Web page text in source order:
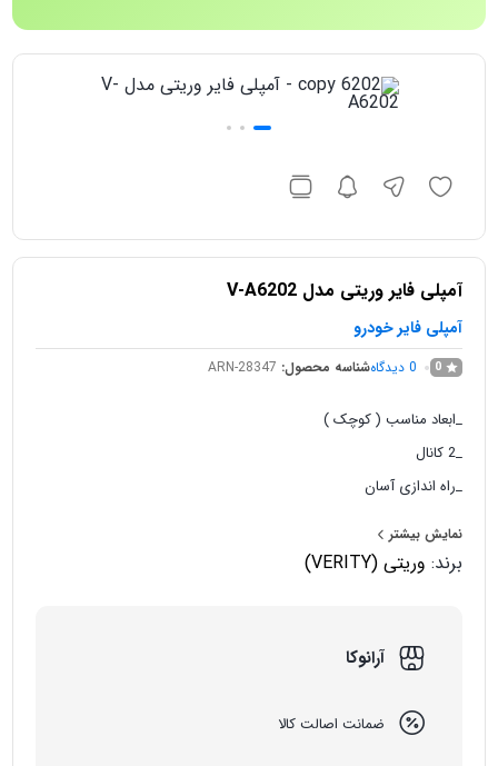
آمپلی فایر وریتی مدل V-A6202
آمپلی فایر خودرو
0
0 دیدگاهشناسه محصول: ARN-28347
_ابعاد مناسب ( کوچک )
_2 کانال
_راه اندازی آسان
نمایش بیشتر
برند: وریتی (VERITY)
آرانوکا
ضمانت اصالت کالا